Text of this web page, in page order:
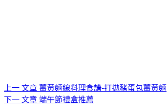
上一 文章 薑黃麵線料理食譜-打拋豬蛋包薑黃麵
下一 文章 端午節禮盒推薦